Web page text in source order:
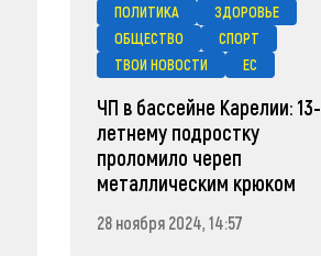
ПОЛИТИКА
ЗДОРОВЬЕ
ОБЩЕСТВО
СПОРТ
ТВОИ НОВОСТИ
ЕС
ЧП в бассейне Карелии: 13-
летнему подростку
проломило череп
металлическим крюком
28 ноября 2024, 14:57